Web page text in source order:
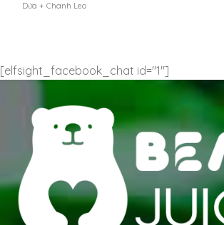
Dứa + Chanh Leo
[elfsight_facebook_chat id="1"]